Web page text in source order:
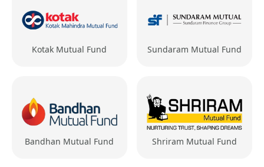
Kotak Mutual Fund Sundaram Mutual Fund
Bandhan Mutual Fund Shriram Mutual Fund